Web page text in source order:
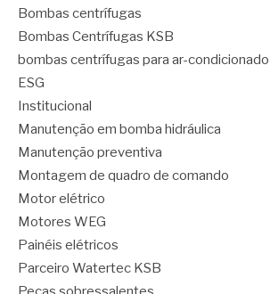
Bombas centrífugas
Bombas Centrífugas KSB
bombas centrífugas para ar-condicionado
ESG
Institucional
Manutenção em bomba hidráulica
Manutenção preventiva
Montagem de quadro de comando
Motor elétrico
Motores WEG
Painéis elétricos
Parceiro Watertec KSB